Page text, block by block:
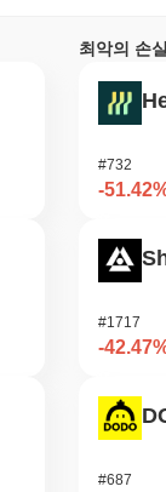
최악의 손
#732
-
#1717
-
#687